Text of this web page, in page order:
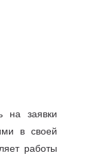
на заявки
в своей
работы